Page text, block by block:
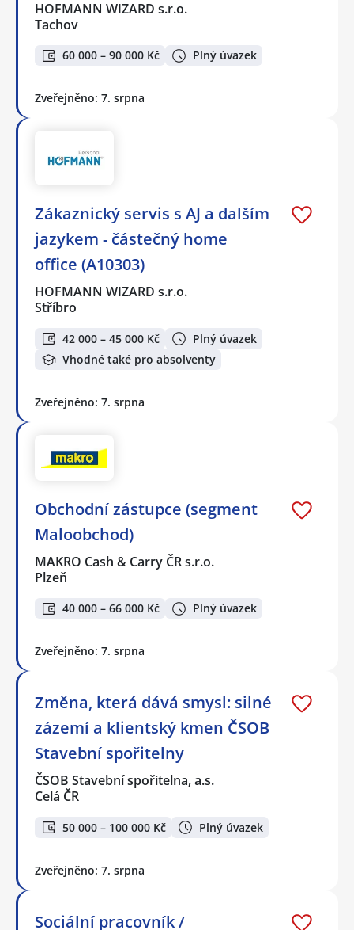
HOFMANN WIZARD s.r.o.
Tachov
60 000 – 90 000 Kč Plný úvazek
Zveřejněno: 7. srpna
Zákaznický servis s AJ a dalším
jazykem - částečný home
office (A10303)
HOFMANN WIZARD s.r.o.
Stříbro
42 000 – 45 000 Kč
Plný úvazek
Vhodné také pro absolventy
Zveřejněno: 7. srpna
Obchodní zástupce (segment
Maloobchod)
MAKRO Cash & Carry ČR s.r.o.
Plzeň
40 000 – 66 000 Kč Plný úvazek
Zveřejněno: 7. srpna
Změna, která dává smysl: silné
zázemí a klientský kmen ČSOB
Stavební spořitelny
ČSOB Stavební spořitelna, a.s.
Celá ČR
50 000 – 100 000 Kč Plný úvazek
Zveřejněno: 7. srpna
Sociální pracovník /